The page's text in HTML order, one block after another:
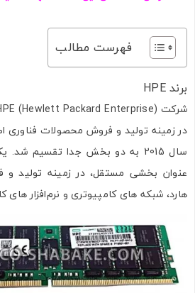
فهرست مطالب
برند HPE
در زمینه تولید و فروش محصولات فناوری
عنوان بخشی مستقل، در زمینه تولید و
هارد، شبکه ‌های کامپیوتری و نرم‌افزار های